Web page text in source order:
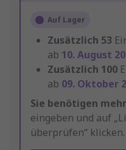
Auf Lager
Zusätzlich 53
ab 10. August
Zusätzlich 100
ab 09. Oktober
Sie benötigen
eingeben und auf
überprüfen“ klicken.